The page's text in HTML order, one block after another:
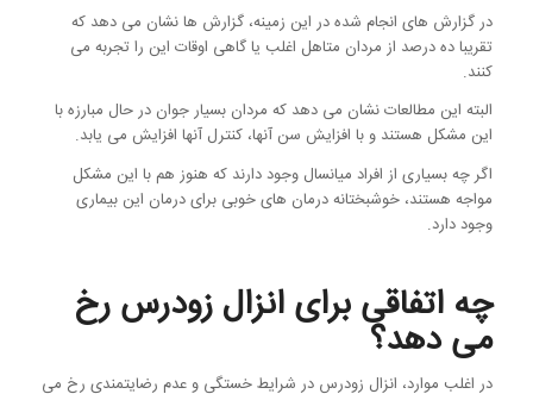
در گزارش های انجام شده در این زمینه، گزارش ها نشان می دهد که
تقریبا ده درصد از مردان متاهل اغلب یا گاهی اوقات این را تجربه می
کنند.
البته این مطالعات نشان می دهد که مردان بسیار جوان در حال مبارزه با
این مشکل هستند و با افزایش سن آنها، کنترل آنها افزایش می یابد.
اگر چه بسیاری از افراد میانسال وجود دارند که هنوز هم با این مشکل
مواجه هستند، خوشبختانه درمان های خوبی برای درمان این بیماری
وجود دارد.
چه اتفاقی برای انزال زودرس رخ
می دهد؟
در اغلب موارد، انزال زودرس در شرایط خستگی و عدم رضایتمندی رخ می